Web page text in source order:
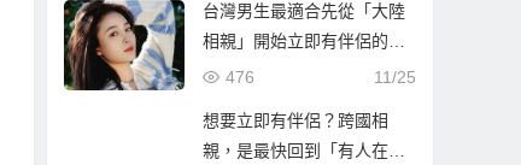
台灣男生最適合先從「大陸
相親」開始立即有伴侶的第
一步
11/25
476
想要立即有伴侶？跨國相
親，是最快回到「有人在等